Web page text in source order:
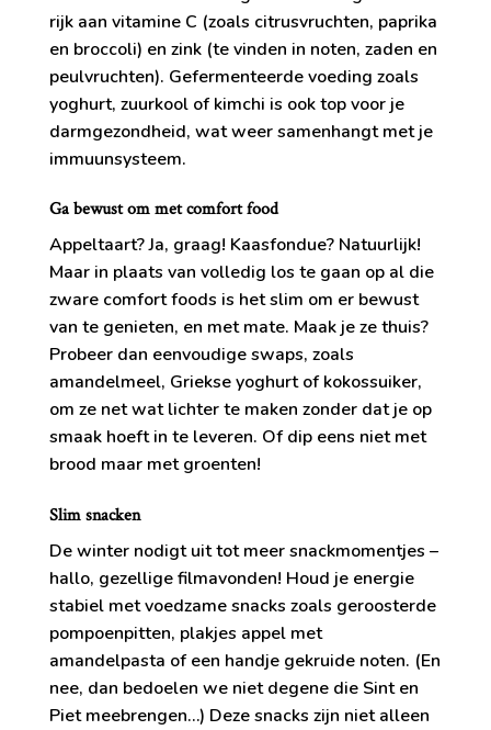
rijk aan vitamine C (zoals citrusvruchten, paprika
en broccoli) en zink (te vinden in noten, zaden en
peulvruchten). Gefermenteerde voeding zoals
yoghurt, zuurkool of kimchi is ook top voor je
darmgezondheid, wat weer samenhangt met je
immuunsysteem.
Ga bewust om met comfort food
Appeltaart? Ja, graag! Kaasfondue? Natuurlijk!
Maar in plaats van volledig los te gaan op al die
zware comfort foods is het slim om er bewust
van te genieten, en met mate. Maak je ze thuis?
Probeer dan eenvoudige swaps, zoals
amandelmeel, Griekse yoghurt of kokossuiker,
om ze net wat lichter te maken zonder dat je op
smaak hoeft in te leveren. Of dip eens niet met
brood maar met groenten!
Slim snacken
De winter nodigt uit tot meer snackmomentjes –
hallo, gezellige filmavonden! Houd je energie
stabiel met voedzame snacks zoals geroosterde
pompoenpitten, plakjes appel met
amandelpasta of een handje gekruide noten. (En
nee, dan bedoelen we niet degene die Sint en
Piet meebrengen…) Deze snacks zijn niet alleen